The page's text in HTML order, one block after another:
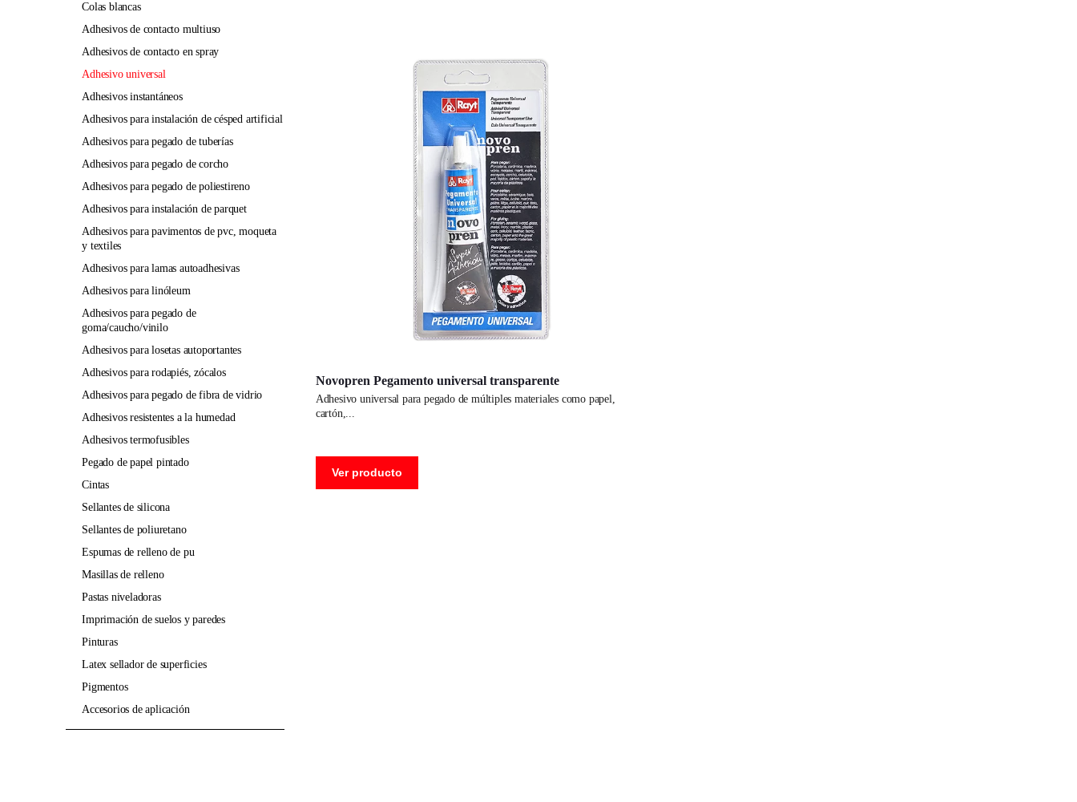
Novopren Pegamento universal transparente
adhesivo universal para pegado de múltiples materiales como papel,
cartón,
Ver producto
colas blancas
adhesivos de contacto multiuso
adhesivos de contacto en spray
adhesivo universal
adhesivos instantáneos
adhesivos para instalación de césped artificial
adhesivos para pegado de tuberías
adhesivos para pegado de corcho
adhesivos para pegado de poliestireno
adhesivos para instalación de parquet
adhesivos para pavimentos de pvc, moqueta
y textiles
adhesivos para lamas autoadhesivas
adhesivos para linóleum
adhesivos para pegado de
goma/caucho/vinilo
adhesivos para losetas autoportantes
adhesivos para rodapiés, zócalos
adhesivos para pegado de fibra de vidrio
adhesivos resistentes a la humedad
adhesivos termofusibles
pegado de papel pintado
cintas
sellantes de silicona
sellantes de poliuretano
espumas de relleno de pu
masillas de relleno
pastas niveladoras
imprimación de suelos y paredes
pinturas
latex sellador de superficies
pigmentos
accesorios de aplicación